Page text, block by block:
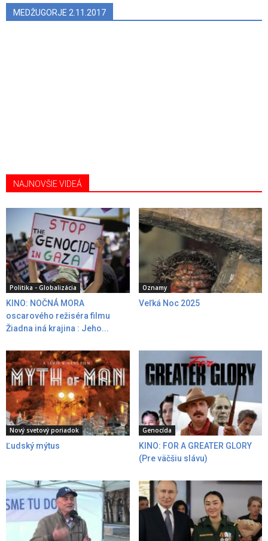
MEDŽUGORJE 2.11.2017
NAJNOVŠIE VIDEÁ
Politika - Globalizácia
KINO: NOČNÁ MORA
oscarového režiséra filmu
Žiadna iná krajina : Jeho...
Oznamy
Veľká Noc 2025
Nový svetový poriadok
Ľudský mýtus
Genocída
KINO: FOR A GREATER GLORY
(Pre väčšiu slávu)